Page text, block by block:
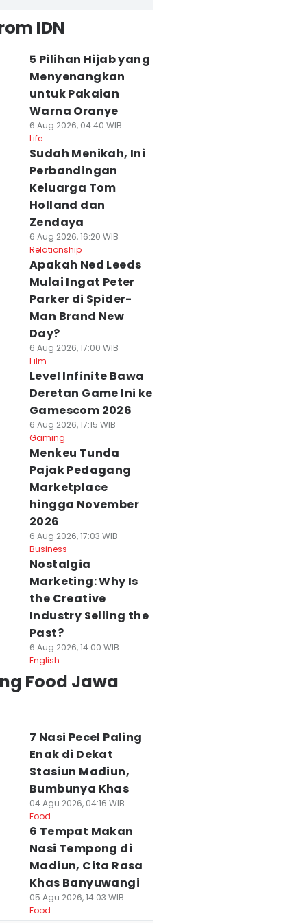
IDN
5 Pilihan Hijab yang
Menyenangkan
untuk Pakaian
Warna Oranye
6 Aug 2026, 04:40 WIB
Life
Sudah Menikah, Ini
Perbandingan
Keluarga Tom
Holland dan
Zendaya
6 Aug 2026, 16:20 WIB
Relationship
Apakah Ned Leeds
Mulai Ingat Peter
Parker di Spider-
Man Brand New
Day?
6 Aug 2026, 17:00 WIB
Film
Level Infinite Bawa
Deretan Game Ini ke
Gamescom 2026
6 Aug 2026, 17:15 WIB
Gaming
Menkeu Tunda
Pajak Pedagang
Marketplace
hingga November
2026
6 Aug 2026, 17:03 WIB
Business
Nostalgia
Marketing: Why Is
the Creative
Industry Selling the
Past?
6 Aug 2026, 14:00 WIB
English
Food Jawa
7 Nasi Pecel Paling
Enak di Dekat
Stasiun Madiun,
Bumbunya Khas
04 Agu 2026, 04:16 WIB
Food
6 Tempat Makan
Nasi Tempong di
Madiun, Cita Rasa
Khas Banyuwangi
05 Agu 2026, 14:03 WIB
Food